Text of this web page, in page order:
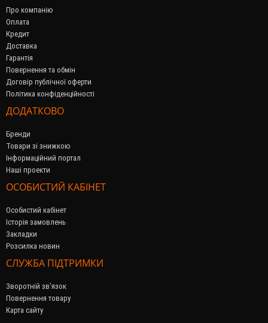
Про компанію
Оплата
Кредит
Доставка
Гарантія
Повернення та обмін
Договір публічної оферти
Політика конфіденційності
ДОДАТКОВО
Бренди
Товари зі знижкою
Інформаційний портал
Наші проекти
ОСОБИСТИЙ КАБІНЕТ
Особистий кабінет
Історія замовлень
Закладки
Розсилка новин
СЛУЖБА ПІДТРИМКИ
Зворотній зв’язок
Повернення товару
Карта сайту